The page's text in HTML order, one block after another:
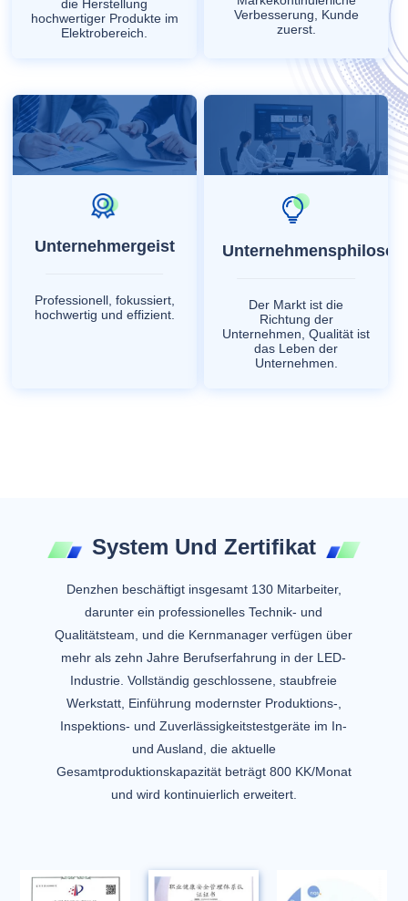
die Herstellung
hochwertiger Produkte im
Elektrobereich.
Verbesserung, Kunde
zuerst.
Unternehmergeist
Professionell, fokussiert,
hochwertig und effizient.
Der Markt ist die
Richtung der
Unternehmen, Qualität ist
das Leben der
Unternehmen.
System Und Zertifikat
Denzhen beschäftigt insgesamt 130 Mitarbeiter,
darunter ein professionelles Technik- und
Qualitätsteam, und die Kernmanager verfügen über
mehr als zehn Jahre Berufserfahrung in der LED-
Industrie. Vollständig geschlossene, staubfreie
Werkstatt, Einführung modernster Produktions-,
Inspektions- und Zuverlässigkeitstestgeräte im In-
und Ausland, die aktuelle
Gesamtproduktionskapazität beträgt 800 KK/Monat
und wird kontinuierlich erweitert.